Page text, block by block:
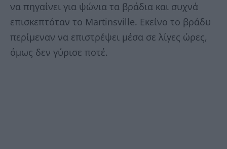
να πηγαίνει για ψώνια τα βράδια και συχνά
επισκεπτόταν το Martinsville. Εκείνο το βράδυ
περίμεναν να επιστρέψει μέσα σε λίγες ώρες,
όμως δεν γύρισε ποτέ.